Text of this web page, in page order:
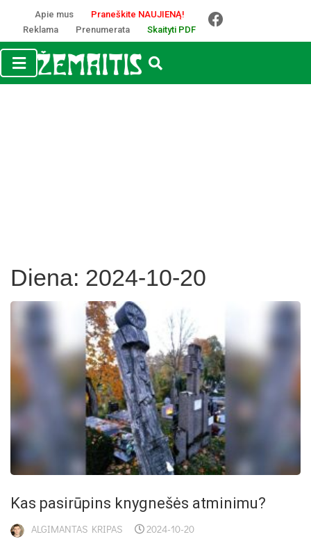
Apie mus
Praneškite NAUJIENĄ!
Reklama
Prenumerata Skaityti PDF
Diena: 2024-10-20
Kas pasirūpins knygnešės atminimu?
ALGIMANTAS KRIPAS 2024-10-20